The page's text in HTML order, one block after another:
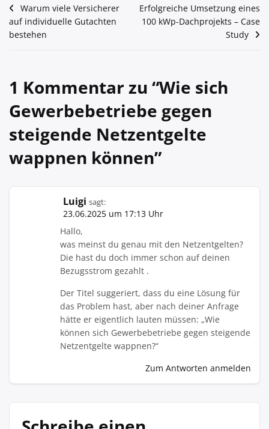
Beitragsnavigation
Warum viele Versicherer
auf individuelle Gutachten
bestehen
Erfolgreiche Umsetzung eines
100 kWp-Dachprojekts – Case
Study
1 Kommentar zu “Wie sich
Gewerbebetriebe gegen
steigende Netzentgelte
wappnen können”
Luigi sagt:
23.06.2025 um 17:13 Uhr
Hallo,
was meinst du genau mit den Netzentgelten?
Die hast du doch immer schon auf deinen
Bezugsstrom gezahlt .
Der Titel suggeriert, dass du eine Lösung für
das Problem hast, aber nach deiner Anfrage
hätte er eigentlich lauten müssen: „Wie
können sich Gewerbebetriebe gegen steigende
Netzentgelte wappnen?“
Zum Antworten anmelden